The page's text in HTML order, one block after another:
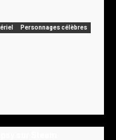
Personnages célèbres